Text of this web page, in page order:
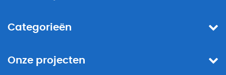
Categorieën
Onze projecten